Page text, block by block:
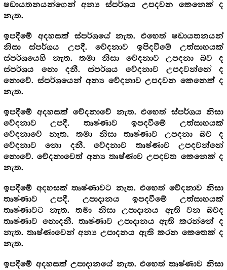
ෂඩායතනයන්ගෙන් අන්‍ය ස්පර්ශය උපදවන කෙනෙක් ද
නැත.
ඉපදීමේ අදහසක් ස්පර්ශයේ නැත. එහෙත් ෂඩායතනයන්
නිසා ස්පර්ශය උපදී. වේදනාව ඉපිදවීමේ උත්සාහයක්
ස්පර්ශයෙහි නැත. තමා නිසා වේදනාව උපදනා බව ද
ස්පර්ශය නො දනී. ස්පර්ශය වේදනාව උපදවන්නේ ද
නොවේ. ස්පර්ශයෙන් අන්‍ය වේදනාව උපදවන කෙනෙක් ද
නැත.
ඉපදීමේ අදහසක් වේදනාවේ නැත. එහෙත් ස්පර්ශය නිසා
වේදනාව උපදී. තෘෂ්ණාව ඉපදවීමේ උත්සාහයක්
වේදනාවේ නැත. තමා නිසා තෘෂ්ණාව උපදනා බව ද
වේදනාව නො දනී. වේදනාව තෘෂ්ණාව උපදවන්නේ
නොවේ. වේදනාවෙත් අන්‍ය තෘෂ්ණාව උපදවත කෙනෙක් ද
නැත.
ඉපදීමේ අදහසක් තෘෂ්ණාවට නැත. එහෙත් වේදනාව නිසා
තෘෂ්ණාව උපදී. උපාදානය ඉපදවීමේ උත්සාහයක්
තෘෂ්ණාවට නැත. තමා නිසා උපාදානය ඇති වන බවද
තෘෂ්ණාව නොදනී. තෘෂ්ණාව උපාදානය ඇති කරන්නේ ද
නැත. තෘෂ්ණාවෙන් අන්‍ය උපාදනය ඇති කරන කෙතෙක් ද
නැත.
ඉපදීමේ අදහසක් උපාදානයේ නැත. එහෙත් තෘෂ්ණාව නිසා